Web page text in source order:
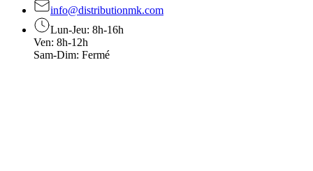
info@distributionmk.com
Lun-Jeu: 8h-16h
Ven: 8h-12h
Sam-Dim: Fermé